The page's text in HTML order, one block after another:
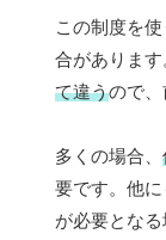
この制度を使
合がありま
て違うので、
多くの場合、
要です。他
が必要とな